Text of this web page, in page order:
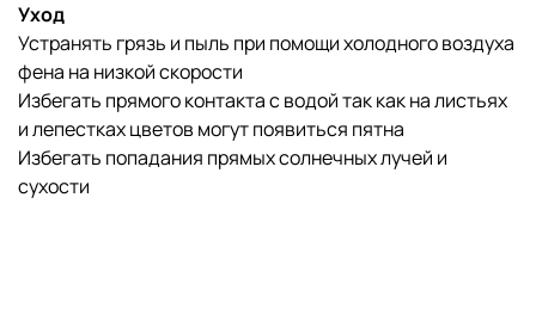
Уход
Устранять грязь и пыль при помощи холодного воздуха
фена на низкой скорости
Избегать прямого контакта с водой так как на листьях
и лепестках цветов могут появиться пятна
Избегать попадания прямых солнечных лучей и
сухости